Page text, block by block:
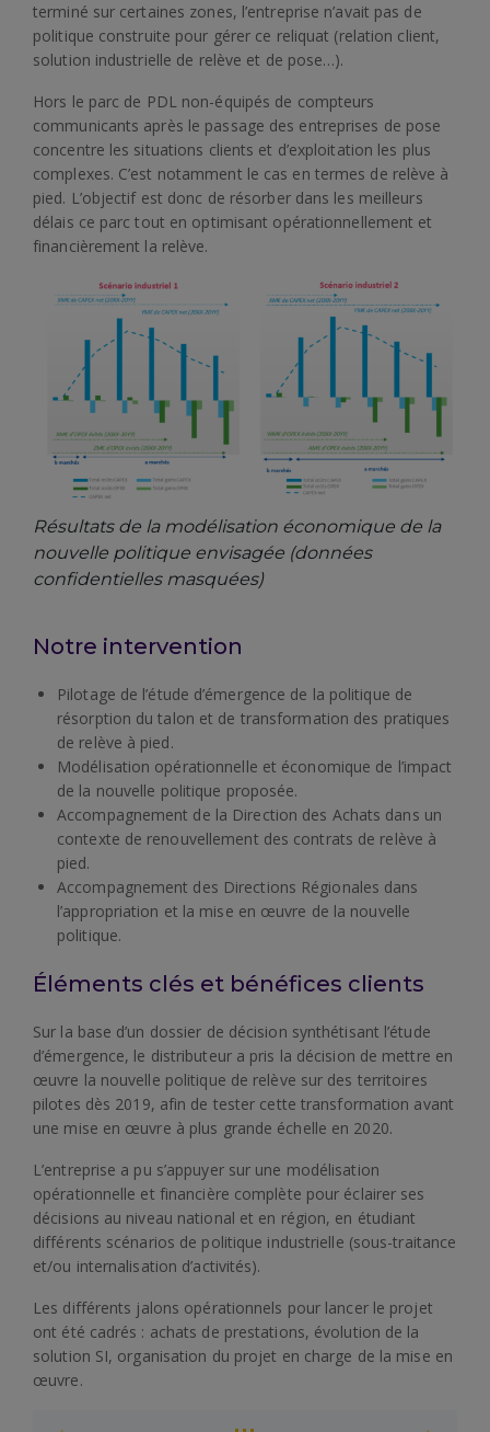
terminé sur certaines zones, l’entreprise n’avait pas de
politique construite pour gérer ce reliquat (relation client,
solution industrielle de relève et de pose…).
Hors le parc de PDL non-équipés de compteurs
communicants après le passage des entreprises de pose
concentre les situations clients et d’exploitation les plus
complexes. C’est notamment le cas en termes de relève à
pied. L’objectif est donc de résorber dans les meilleurs
délais ce parc tout en optimisant opérationnellement et
financièrement la relève.
Résultats de la modélisation économique de la
nouvelle politique envisagée (données
confidentielles masquées)
Notre intervention
Pilotage de l’étude d’émergence de la politique de
résorption du talon et de transformation des pratiques
de relève à pied.
Modélisation opérationnelle et économique de l’impact
de la nouvelle politique proposée.
Accompagnement de la Direction des Achats dans un
contexte de renouvellement des contrats de relève à
pied.
Accompagnement des Directions Régionales dans
l’appropriation et la mise en œuvre de la nouvelle
politique.
Éléments clés et bénéfices clients
Sur la base d’un dossier de décision synthétisant l’étude
d’émergence, le distributeur a pris la décision de mettre en
œuvre la nouvelle politique de relève sur des territoires
pilotes dès 2019, afin de tester cette transformation avant
une mise en œuvre à plus grande échelle en 2020.
L’entreprise a pu s’appuyer sur une modélisation
opérationnelle et financière complète pour éclairer ses
décisions au niveau national et en région, en étudiant
différents scénarios de politique industrielle (sous-traitance
et/ou internalisation d’activités).
Les différents jalons opérationnels pour lancer le projet
ont été cadrés : achats de prestations, évolution de la
solution SI, organisation du projet en charge de la mise en
œuvre.